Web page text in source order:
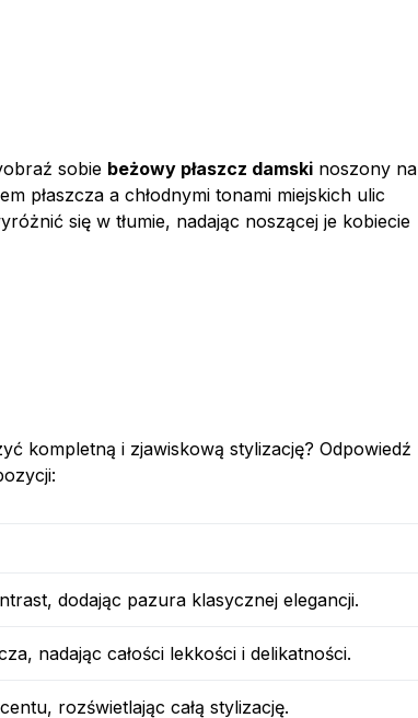
sobie beżowy płaszcz damski noszony na
płaszcza a chłodnymi tonami miejskich ulic
się w tłumie, nadając noszącej je kobiecie
kompletną i zjawiskową stylizację? Odpowiedź
dodając pazura klasycznej elegancji.
nadając całości lekkości i delikatności.
rozświetlając całą stylizację.